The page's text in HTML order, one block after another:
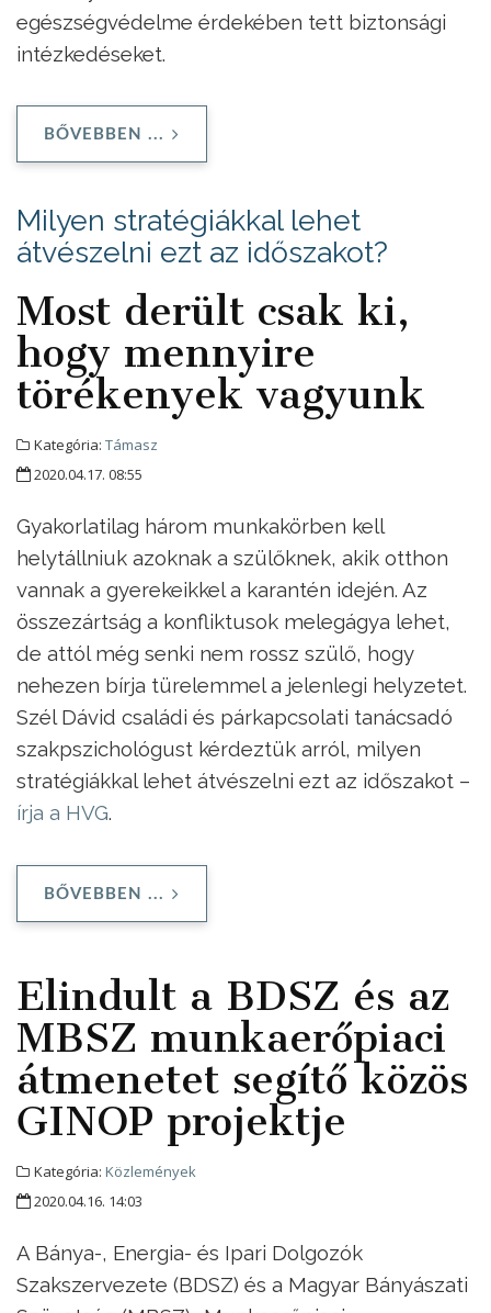
egészségvédelme érdekében tett biztonsági
intézkedéseket.
BŐVEBBEN ...
Milyen stratégiákkal lehet
átvészelni ezt az időszakot?
Most derült csak ki,
hogy mennyire
törékenyek vagyunk
Kategória: Támasz
2020.04.17. 08:55
Gyakorlatilag három munkakörben kell
helytállniuk azoknak a szülőknek, akik otthon
vannak a gyerekeikkel a karantén idején. Az
összezártság a konfliktusok melegágya lehet,
de attól még senki nem rossz szülő, hogy
nehezen bírja türelemmel a jelenlegi helyzetet.
Szél Dávid családi és párkapcsolati tanácsadó
szakpszichológust kérdeztük arról, milyen
stratégiákkal lehet átvészelni ezt az időszakot –
írja a HVG.
BŐVEBBEN ...
Elindult a BDSZ és az
MBSZ munkaerőpiaci
átmenetet segítő közös
GINOP projektje
Kategória: Közlemények
2020.04.16. 14:03
A Bánya-, Energia- és Ipari Dolgozók
Szakszervezete (BDSZ) és a Magyar Bányászati